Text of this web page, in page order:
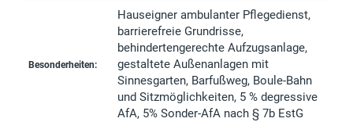
Besonderheiten:
Hauseigner ambulanter Pflegedienst,
barrierefreie Grundrisse,
behindertengerechte Aufzugsanlage,
gestaltete Außenanlagen mit
Sinnesgarten, Barfußweg, Boule-Bahn
und Sitzmöglichkeiten, 5 % degressive
AfA, 5% Sonder-AfA nach § 7b EstG